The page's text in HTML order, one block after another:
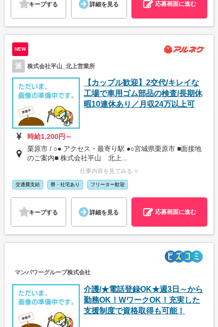
キープする 詳細を見る 応募画面に進む
NEW
派 株式会社平山_北上営業所
【カップル歓迎】2交代/キレイな
工場で車用ゴム部品の検査/長期休
暇10連休あり／月収24万以上可
時給1,200円～
栗原市 / ○● アクセス・最寄り駅 ●○宮城県栗原市 ■面接地
のご案内■ 株式会社平山 北上...
仕事内容を見てみる ∨
交通費支給 寮・社宅あり フリーター歓迎
キープする 詳細を見る 応募画面に進む
マンパワーグループ株式会社
介護/★電話登録OK★週3日～から
勤務OK！WワークOK！充実した
支援制度で資格取得も可能！